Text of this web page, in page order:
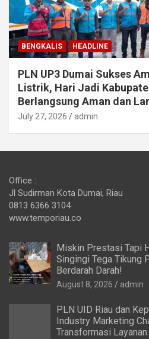
BENGKALIS HEADLINE
PLN UP3 Dumai Sukses
Listrik, Hari Jadi
Berlangsung Aman dan
July 27, 2026 admin
Office :
Jl Sudirman Kota Dumai, Riau
0813 6366 3104
www.temporiau.co
Miskin Prestasi Tapi
Singingi Tega Tikung
Berdarah Darah!
August 8, 2026 admin
PLN UID Riau dan
Industry Marketing
Transformasi Layanan